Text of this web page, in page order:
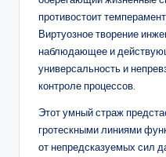
противостоит
Виртуозное творение
наблюдающее и
универсальность и
контроле процессов.
Этот умный страж
гротескными линиями
от непредсказуемых сил